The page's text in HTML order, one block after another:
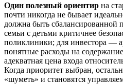
Один полезный ориентир на
почти никогда не бывает
должна быть сбалансированной
семьи с детьми критичнее
поликлиники; для инвестора —
понятные расходы на
адекватная цена входа
Когда приоритет выбран,
«шуметь» и становятся